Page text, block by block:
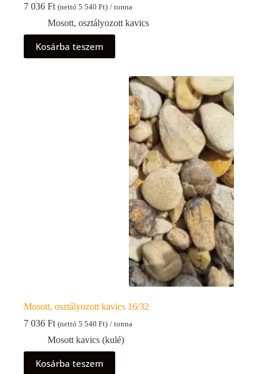
7 036 Ft (nettó 5 540 Ft) / tonna
Mosott, osztályozott kavics
Kosárba teszem
Mosott, osztályozott kavics 16/32
7 036 Ft (nettó 5 540 Ft) / tonna
Mosott kavics (kulé)
Kosárba teszem